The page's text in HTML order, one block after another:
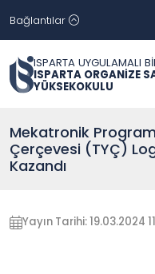
Bağlantılar
ISPARTA UYGULAMALI
ISPARTA ORGANİZE
YÜKSEKOKULU
Mekatronik
Çerçevesi (TYÇ)
Kazandı
Yayın Tarihi: 19.03.2024